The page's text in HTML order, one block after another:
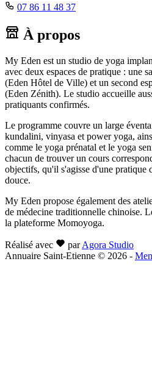
07 86 11 48 37
À propos
My Eden est un studio de yoga
avec deux espaces de pratique : une
(Eden Hôtel de Ville) et un second
(Eden Zénith). Le studio accueille
pratiquants confirmés.
Le programme couvre un large
kundalini, vinyasa et power yoga,
comme le yoga prénatal et le yoga
chacun de trouver un cours
objectifs, qu'il s'agisse d'une pratique
douce.
My Eden propose également des
de médecine traditionnelle chinoise.
la plateforme Momoyoga.
Réalisé avec par Agora Studio
Annuaire Saint-Etienne © 2026 -